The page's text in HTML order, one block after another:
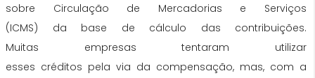
sobre Circulação de Mercadorias e Serviços
(ICMS) da base de cálculo das contribuições.
Muitas empresas tentaram utilizar
esses créditos pela via da compensação, mas, com a